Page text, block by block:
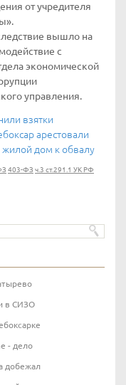
от учредителя
вышло на
с
экономической
управления.
взятки
арестовали
жилой дом к обвалу
403-ФЗ ч.3 ст.291.1 УК РФ
в СИЗО
- дело
добежал